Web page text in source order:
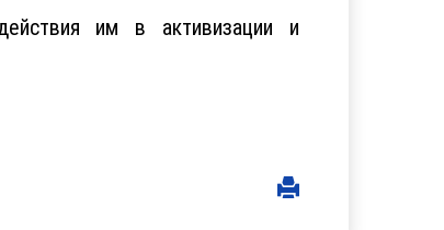
им в активизации и